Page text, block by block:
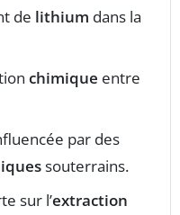
de lithium dans la
chimique entre
par des
souterrains.
sur l’extraction